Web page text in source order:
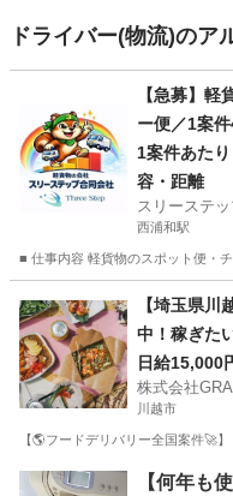
ドライバー(物流)のア
【急募】軽
ー便／1案
1案件あた
容・距離
スリーステ
西浦和駅
■ 仕事内容 軽貨物のスポット便・
さいたま市 西浦和駅
【埼玉県川
中！稼ぎた
日給15,000
株式会社
川越市
【🌎フードデリバリー全国案件🚀
埼玉 川越市 ドライバー
【何年も